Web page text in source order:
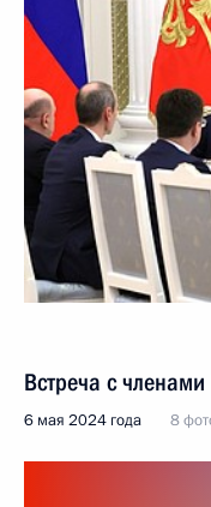
Встреча с членами
6 мая 2024 года 8